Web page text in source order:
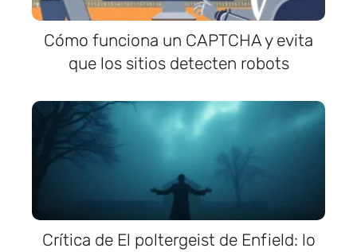
Cómo funciona un CAPTCHA y evita
que los sitios detecten robots
Crítica de El poltergeist de Enfield: lo